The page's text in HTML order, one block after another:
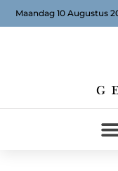
Maandag 10 Augustus